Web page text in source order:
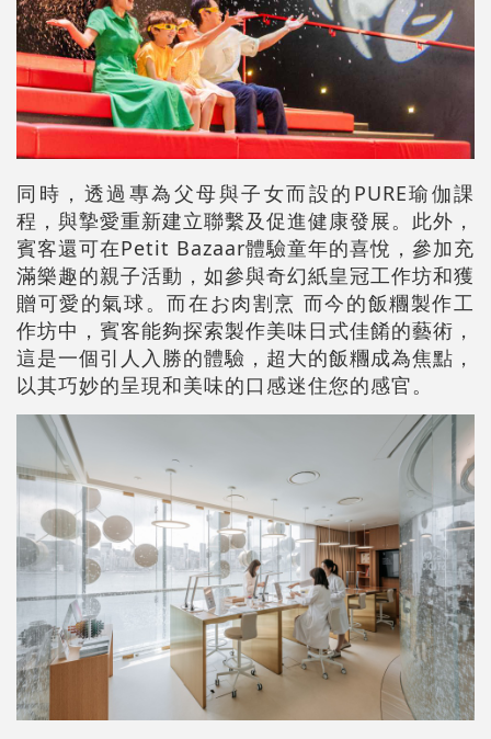
同時，透過專為父母與子女而設的PURE瑜伽課
程，與摯愛重新建立聯繫及促進健康發展。此外，
賓客還可在Petit Bazaar體驗童年的喜悅，參加充
滿樂趣的親子活動，如參與奇幻紙皇冠工作坊和獲
贈可愛的氣球。而在お肉割烹 而今的飯糰製作工
作坊中，賓客能夠探索製作美味日式佳餚的藝術，
這是一個引人入勝的體驗，超大的飯糰成為焦點，
以其巧妙的呈現和美味的口感迷住您的感官。